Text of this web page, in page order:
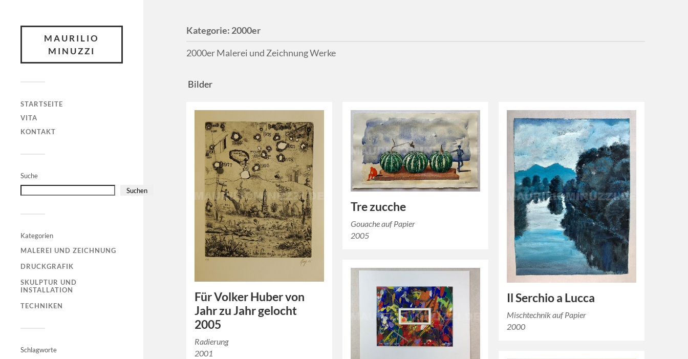
MAURILIO
MINUZZI
STARTSEITE
VITA
KONTAKT
Suche
Suchen
Kategorien
MALEREI UND ZEICHNUNG
DRUCKGRAFIK
SKULPTUR UND
INSTALLATION
TECHNIKEN
Schlagworte
Kategorie: 2000er
2000er Malerei und Zeichnung Werke
Bilder
Für Volker Huber von
Jahr zu Jahr gelocht
2005
Radierung
2001
Tre zucche
Gouache auf Papier
2005
Il Serchio a Lucca
Mischtechnik auf Papier
2000